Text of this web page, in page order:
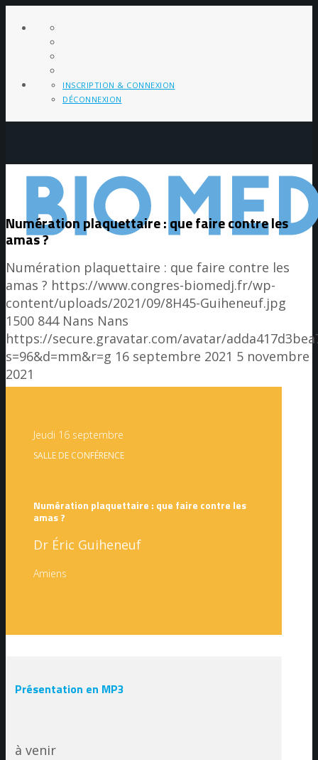
INSCRIPTION & CONNEXION
DÉCONNEXION
Numération plaquettaire : que faire contre les
amas ?
Numération plaquettaire : que faire contre les
amas ? https://www.congres-biomedj.fr/wp-
content/uploads/2021/09/8H45-Guiheneuf.jpg
1500 844 Nans Nans
https://secure.gravatar.com/avatar/
s=96&d=mm&r=g 16 septembre 2021 5 novembre
2021
Jeudi 16 septembre
SALLE DE CONFÉRENCE
Numération plaquettaire : que faire contre les
amas ?
Dr Éric Guiheneuf
Amiens
Présentation en MP3
à venir